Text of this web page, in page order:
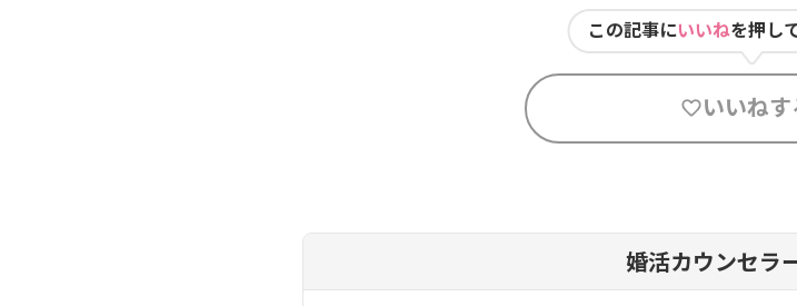
この記事にいいねを押し
いいねす
婚活カウンセラ